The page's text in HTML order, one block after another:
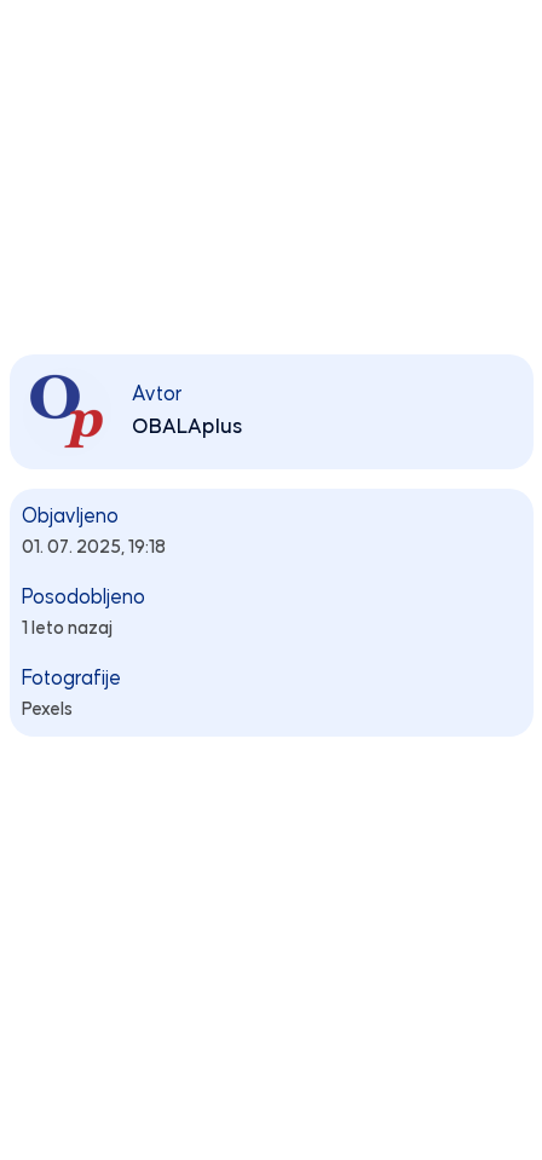
Avtor
OBALAplus
Objavljeno
01. 07. 2025, 19:18
Posodobljeno
1 leto nazaj
Fotografije
Pexels